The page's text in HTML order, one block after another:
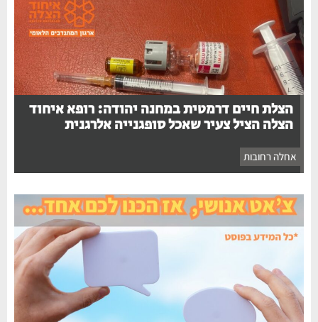
הצלת חיים דרמטית במחנה יהודה: רופא איחוד
הצלה הציל צעיר שאכל סופגנייה אלרגנית
אחלה רחובות